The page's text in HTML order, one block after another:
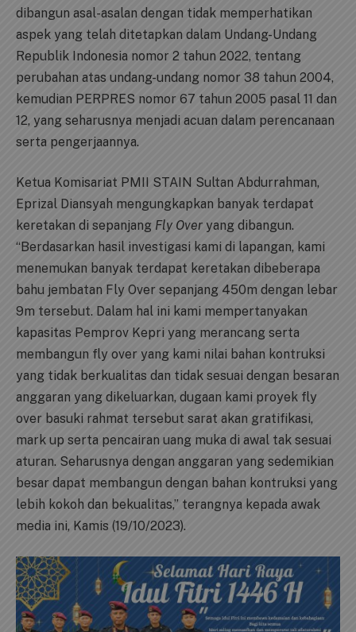
dibangun asal-asalan dengan tidak memperhatikan
aspek yang telah ditetapkan dalam Undang-Undang
Republik Indonesia nomor 2 tahun 2022, tentang
perubahan atas undang-undang nomor 38 tahun 2004,
kemudian PERPRES nomor 67 tahun 2005 pasal 11 dan
12, yang seharusnya menjadi acuan dalam perencanaan
serta pengerjaannya.
Ketua Komisariat PMII STAIN Sultan Abdurrahman,
Eprizal Diansyah mengungkapkan banyak terdapat
keretakan di sepanjang Fly Over yang dibangun.
“Berdasarkan hasil investigasi kami di lapangan, kami
menemukan banyak terdapat keretakan dibeberapa
bahu jembatan Fly Over sepanjang 450m dengan lebar
9m tersebut. Dalam hal ini kami mempertanyakan
kapasitas Pemprov Kepri yang merancang serta
membangun fly over yang kami nilai bahan kontruksi
yang tidak berkualitas dan tidak sesuai dengan besaran
anggaran yang dikeluarkan, dugaan kami proyek fly
over basuki rahmat tersebut sarat akan gratifikasi,
mark up serta pencairan uang muka di awal tak sesuai
aturan. Seharusnya dengan anggaran yang sedemikian
besar dapat membangun dengan bahan kontruksi yang
lebih kokoh dan bekualitas,” terangnya kepada awak
media ini, Kamis (19/10/2023).